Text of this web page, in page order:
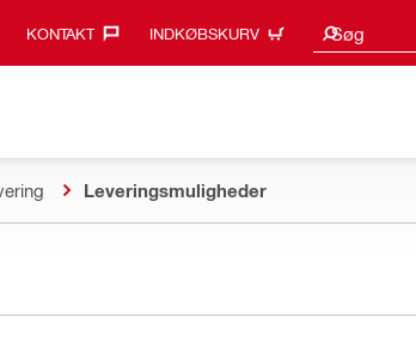
KONTAKT‎ INDKØBSKURV Søg
Leveringsmuligheder